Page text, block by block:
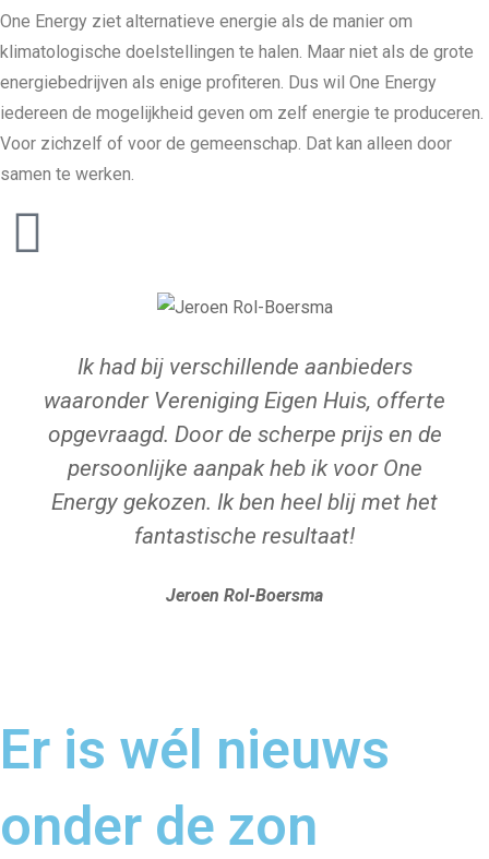
One Energy ziet alternatieve energie als de manier om
klimatologische doelstellingen te halen. Maar niet als de grote
energiebedrijven als enige profiteren. Dus wil One Energy
iedereen de mogelijkheid geven om zelf energie te produceren.
Voor zichzelf of voor de gemeenschap. Dat kan alleen door
samen te werken.
Ik had bij verschillende aanbieders
waaronder Vereniging Eigen Huis, offerte
opgevraagd. Door de scherpe prijs en de
persoonlijke aanpak heb ik voor One
Energy gekozen. Ik ben heel blij met het
fantastische resultaat!
Jeroen Rol-Boersma
Er is wél nieuws
onder de zon